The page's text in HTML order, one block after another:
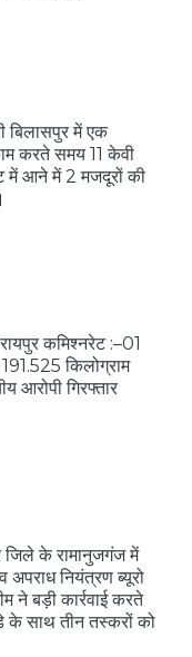
बिलासपुर में एक
करते समय 11 केवी
में आने में 2 मजदूरों की
कमिश्नरेट :–01
किलोग्राम
आरोपी गिरफ्तार
जिले के रामानुजगंज में
अपराध नियंत्रण ब्यूरो
ने बड़ी कार्रवाई करते
के साथ तीन तस्करों को